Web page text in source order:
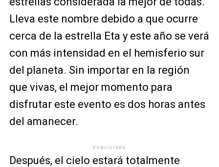
Lleva este nombre debido a que ocurre
cerca de la estrella Eta y este año se verá
con más intensidad en el hemisferio sur
del planeta. Sin importar en la región
que vivas, el mejor momento para
disfrutar este evento es dos horas antes
del amanecer.
PUBLICIDAD
Después, el cielo estará totalmente